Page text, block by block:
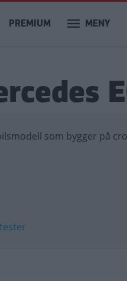
PREMIUM MENY
som bygger på